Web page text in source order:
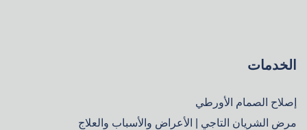
الخدمات
إصلاح الصمام الأورطي
مرض الشريان التاجي | الأعراض والأسباب والعلاج